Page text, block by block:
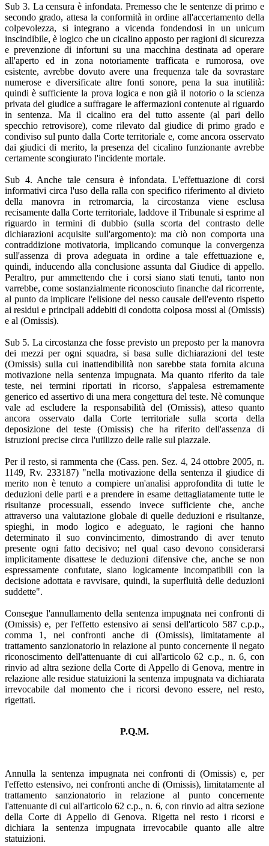
Sub 3. La censura è infondata. Premesso che le sentenze di primo e
secondo grado, attesa la conformità in ordine all'accertamento della
colpevolezza, si integrano a vicenda fondendosi in un unicum
inscindibile, è logico che un cicalino apposto per ragioni di sicurezza
e prevenzione di infortuni su una macchina destinata ad operare
all'aperto ed in zona notoriamente trafficata e rumorosa, ove
esistente, avrebbe dovuto avere una frequenza tale da sovrastare
numerose e diversificate altre fonti sonore, pena la sua inutilità:
quindi è sufficiente la prova logica e non già il notorio o la scienza
privata del giudice a suffragare le affermazioni contenute al riguardo
in sentenza. Ma il cicalino era del tutto assente (al pari dello
specchio retrovisore), come rilevato dal giudice di primo grado e
condiviso sul punto dalla Corte territoriale e, come ancora osservato
dai giudici di merito, la presenza del cicalino funzionante avrebbe
certamente scongiurato l'incidente mortale.
Sub 4. Anche tale censura è infondata. L'effettuazione di corsi
informativi circa l'uso della ralla con specifico riferimento al divieto
della manovra in retromarcia, la circostanza viene esclusa
recisamente dalla Corte territoriale, laddove il Tribunale si esprime al
riguardo in termini di dubbio (sulla scorta del contrasto delle
dichiarazioni acquisite sull'argomento): ma ciò non comporta una
contraddizione motivatoria, implicando comunque la convergenza
sull'assenza di prova adeguata in ordine a tale effettuazione e,
quindi, inducendo alla conclusione assunta dal Giudice di appello.
Peraltro, pur ammettendo che i corsi siano stati tenuti, tanto non
varrebbe, come sostanzialmente riconosciuto finanche dal ricorrente,
al punto da implicare l'elisione del nesso causale dell'evento rispetto
ai residui e principali addebiti di condotta colposa mossi al (Omissis)
e al (Omissis).
Sub 5. La circostanza che fosse previsto un preposto per la manovra
dei mezzi per ogni squadra, si basa sulle dichiarazioni del teste
(Omissis) sulla cui inattendibilità non sarebbe stata fornita alcuna
motivazione nella sentenza impugnata. Ma quanto riferito da tale
teste, nei termini riportati in ricorso, s'appalesa estremamente
generico ed assertivo di una mera congettura del teste. Nè comunque
vale ad escludere la responsabilità del (Omissis), atteso quanto
ancora osservato dalla Corte territoriale sulla scorta della
deposizione del teste (Omissis) che ha riferito dell'assenza di
istruzioni precise circa l'utilizzo delle ralle sul piazzale.
Per il resto, si rammenta che (Cass. pen. Sez. 4, 24 ottobre 2005, n.
1149, Rv. 233187) "nella motivazione della sentenza il giudice di
merito non è tenuto a compiere un'analisi approfondita di tutte le
deduzioni delle parti e a prendere in esame dettagliatamente tutte le
risultanze processuali, essendo invece sufficiente che, anche
attraverso una valutazione globale di quelle deduzioni e risultanze,
spieghi, in modo logico e adeguato, le ragioni che hanno
determinato il suo convincimento, dimostrando di aver tenuto
presente ogni fatto decisivo; nel qual caso devono considerarsi
implicitamente disattese le deduzioni difensive che, anche se non
espressamente confutate, siano logicamente incompatibili con la
decisione adottata e ravvisare, quindi, la superfluità delle deduzioni
suddette".
Consegue l'annullamento della sentenza impugnata nei confronti di
(Omissis) e, per l'effetto estensivo ai sensi dell'articolo 587 c.p.p.,
comma 1, nei confronti anche di (Omissis), limitatamente al
trattamento sanzionatorio in relazione al punto concernente il negato
riconoscimento dell'attenuante di cui all'articolo 62 c.p., n. 6, con
rinvio ad altra sezione della Corte di Appello di Genova, mentre in
relazione alle residue statuizioni la sentenza impugnata va dichiarata
irrevocabile dal momento che i ricorsi devono essere, nel resto,
rigettati.
P.Q.M.
Annulla la sentenza impugnata nei confronti di (Omissis) e, per
l'effetto estensivo, nei confronti anche di (Omissis), limitatamente al
trattamento sanzionatorio in relazione al punto concernente
l'attenuante di cui all'articolo 62 c.p., n. 6, con rinvio ad altra sezione
della Corte di Appello di Genova. Rigetta nel resto i ricorsi e
dichiara la sentenza impugnata irrevocabile quanto alle altre
statuizioni.